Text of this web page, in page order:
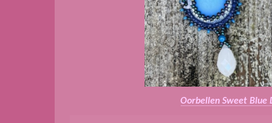
Oorbellen Sweet Blue